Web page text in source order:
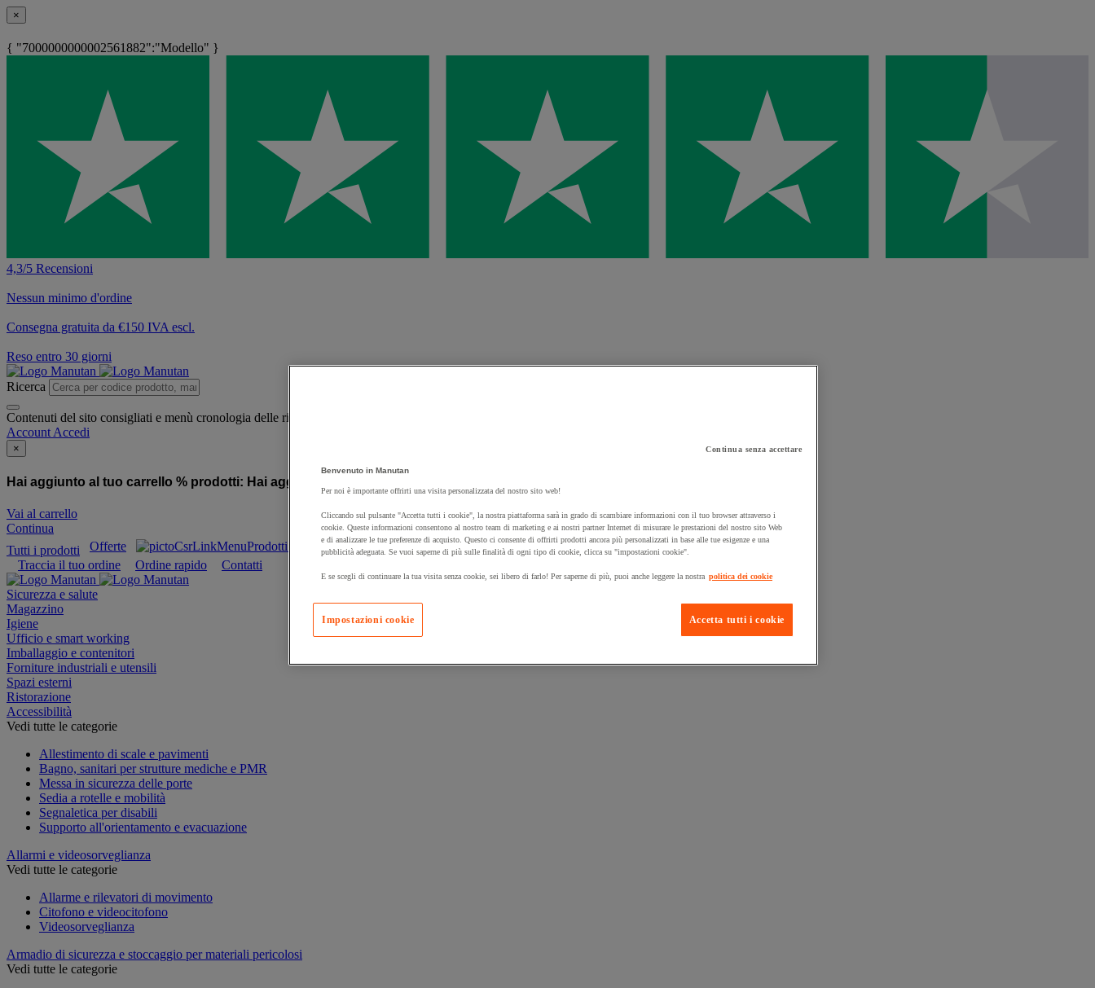
×
{ "7000000000002561882":"Modello" }
4,3/5 Recensioni
Nessun minimo d'ordine
Consegna gratuita da €150 IVA escl.
Reso entro 30 giorni
Ricerca
Contenuti del sito consigliati e menù cronologia delle ricerche
Account Accedi
×
Hai aggiunto al tuo carrello % prodotti: Hai aggiunto al tuo carrello un prodotto:
Vai al carrello
Continua
Tutti i prodotti
Offerte Prodotti sostenibili Manutan Expert
Prodotti in pronta consegna
Traccia il tuo ordine
Ordine rapido Contatti
Sicurezza e salute
Magazzino
Igiene
Ufficio e smart working
Imballaggio e contenitori
Forniture industriali e utensili
Spazi esterni
Ristorazione
Accessibilità
Vedi tutte le categorie
Allestimento di scale e pavimenti
Bagno, sanitari per strutture mediche e PMR
Messa in sicurezza delle porte
Sedia a rotelle e mobilità
Segnaletica per disabili
Supporto all'orientamento e evacuazione
Allarmi e videosorveglianza
Vedi tutte le categorie
Allarme e rilevatori di movimento
Citofono e videocitofono
Videosorveglianza
Armadio di sicurezza e stoccaggio per materiali pericolosi
Vedi tutte le categorie
Continua senza accettare
Benvenuto in Manutan
Per noi è importante offrirti una visita personalizzata del nostro sito web!
Cliccando sul pulsante "Accetta tutti i cookie", la nostra piattaforma sarà in grado di scambiare informazioni con il tuo browser attraverso i
cookie. Queste informazioni consentono al nostro team di marketing e ai nostri partner Internet di misurare le prestazioni del nostro sito Web
e di analizzare le tue preferenze di acquisto. Questo ci consente di offrirti prodotti ancora più personalizzati in base alle tue esigenze e una
pubblicità adeguata. Se vuoi saperne di più sulle finalità di ogni tipo di cookie, clicca su "impostazioni cookie".
E se scegli di continuare la tua visita senza cookie, sei libero di farlo! Per saperne di più, puoi anche leggere la nostra politica dei cookie
Accetta tutti i cookie
Impostazioni cookie